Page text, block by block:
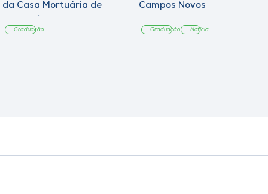
da Casa Mortuária de
Graduação
Campos Novos
Graduação Notícia